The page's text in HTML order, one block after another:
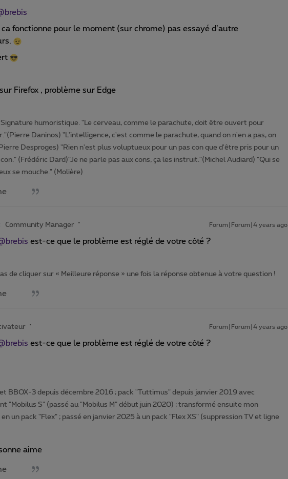
ca fonctionne pour le moment (sur chrome) pas essayé d’autre
Firefox , problème sur Edge
Signature humoristique. "Le cerveau, comme le parachute, doit être ouvert pour
Daninos) "L'intelligence, c'est comme le parachute, quand on n'en a pas, on
Desproges) "Rien n'est plus voluptueux pour un pas con que d'être pris pour un
(Frédéric Dard)"Je ne parle pas aux cons, ça les instruit."(Michel Audiard) "Qui se
se mouche." (Molière)
Community Manager Forum|Forum|4 years ago
est-ce que le problème est réglé de votre côté ?
de cliquer sur « Meilleure réponse » une fois la réponse obtenue à votre question !
Forum|Forum|4 years ago
est-ce que le problème est réglé de votre côté ?
et BBOX-3 depuis décembre 2016 ; pack "Tuttimus" depuis janvier 2019 avec
"Mobilus S" (passé au "Mobilus M" début juin 2020) ; transformé ensuite mon
un pack "Flex" ; passé en janvier 2025 à un pack "Flex XS" (suppression TV et ligne
aime